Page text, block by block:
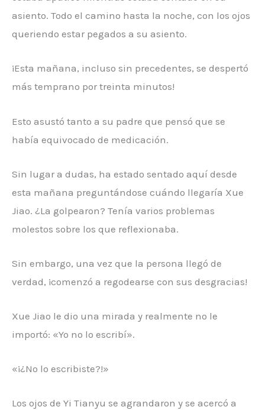
asiento. Todo el camino hasta la noche, con los ojos
queriendo estar pegados a su asiento.
¡Esta mañana, incluso sin precedentes, se despertó
más temprano por treinta minutos!
Esto asustó tanto a su padre que pensó que se
había equivocado de medicación.
Sin lugar a dudas, ha estado sentado aquí desde
esta mañana preguntándose cuándo llegaría Xue
Jiao. ¿La golpearon? Tenía varios problemas
molestos sobre los que reflexionaba.
Sin embargo, una vez que la persona llegó de
verdad, ¡comenzó a regodearse con sus desgracias!
Xue Jiao le dio una mirada y realmente no le
importó: «Yo no lo escribí».
«¡¿No lo escribiste?!»
Los ojos de Yi Tianyu se agrandaron y se acercó a